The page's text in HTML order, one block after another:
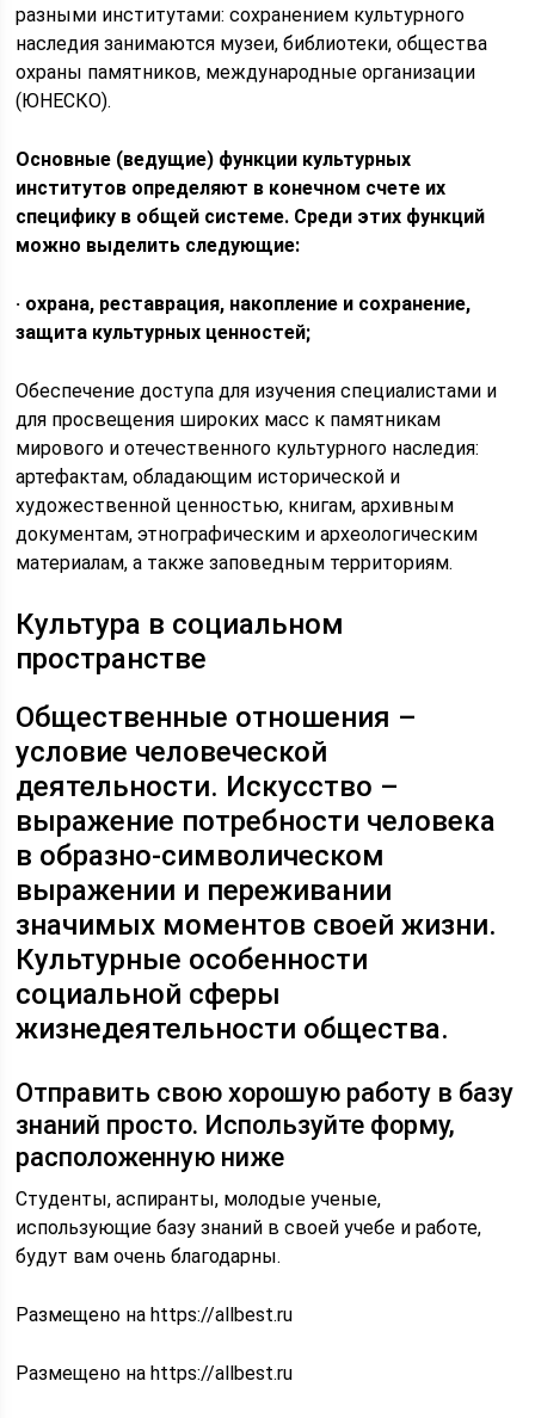
разными институтами: сохранением культурного
наследия занимаются музеи, библиотеки, общества
охраны памятников, международные организации
(ЮНЕСКО).
Основные (ведущие) функции культурных
институтов определяют в конечном счете их
специфику в общей системе. Среди этих функций
можно выделить следующие:
· охрана, реставрация, накопление и сохранение,
защита культурных ценностей;
Обеспечение доступа для изучения специалистами и
для просвещения широких масс к памятникам
мирового и отечественного культурного наследия:
артефактам, обладающим исторической и
художественной ценностью, книгам, архивным
документам, этнографическим и археологическим
материалам, а также заповедным территориям.
Культура в социальном
пространстве
Общественные отношения –
условие человеческой
деятельности. Искусство –
выражение потребности человека
в образно-символическом
выражении и переживании
значимых моментов своей жизни.
Культурные особенности
социальной сферы
жизнедеятельности общества.
Отправить свою хорошую работу в базу
знаний просто. Используйте форму,
расположенную ниже
Студенты, аспиранты, молодые ученые,
использующие базу знаний в своей учебе и работе,
будут вам очень благодарны.
Размещено на https://allbest.ru
Размещено на https://allbest.ru